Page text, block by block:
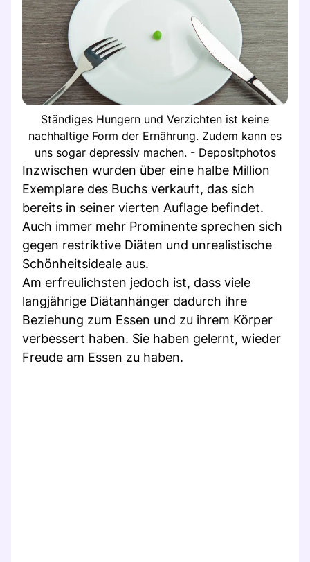
Ständiges Hungern und Verzichten ist keine
nachhaltige Form der Ernährung. Zudem kann es
uns sogar depressiv machen. - Depositphotos
Inzwischen wurden über eine halbe Million
Exemplare des Buchs verkauft, das sich
bereits in seiner vierten Auflage befindet.
Auch immer mehr Prominente sprechen sich
gegen restriktive Diäten und unrealistische
Schönheitsideale aus.
Am erfreulichsten jedoch ist, dass viele
langjährige Diätanhänger dadurch ihre
Beziehung zum Essen und zu ihrem Körper
verbessert haben. Sie haben gelernt, wieder
Freude am Essen zu haben.